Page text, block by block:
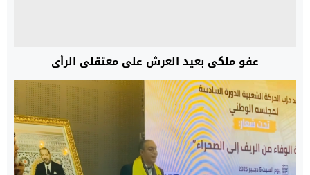
عفو ملكي بعيد العرش على معتقلي الرأي